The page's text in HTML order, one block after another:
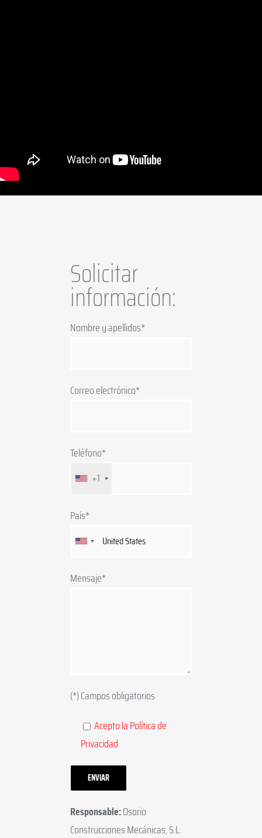
Solicitar
información:
Nombre y apellidos*
Correo electrónico*
Teléfono*
+1
País*
Mensaje*
(*) Campos obligatorios
Acepto la Política de
Privacidad
Responsable:Osorio
Construcciones Mecánicas, S.L.